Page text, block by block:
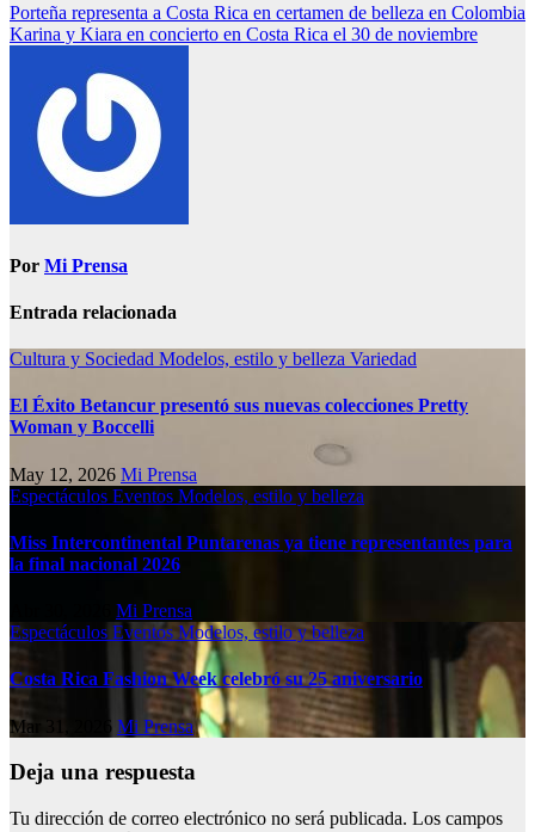
Porteña representa a Costa Rica en certamen de belleza en Colombia
Karina y Kiara en concierto en Costa Rica el 30 de noviembre
Por Mi Prensa
Entrada relacionada
Cultura y Sociedad Modelos, estilo y belleza Variedad
El Éxito Betancur presentó sus nuevas colecciones Pretty
Woman y Boccelli
May 12, 2026 Mi Prensa
Espectáculos Eventos Modelos, estilo y belleza
Miss Intercontinental Puntarenas ya tiene representantes para
la final nacional 2026
Mi Prensa
Espectáculos Eventos Modelos, estilo y belleza
Costa Rica Fashion Week celebró su 25 aniversario
Mar 31, 2026 Mi Prensa
Deja una respuesta
Tu dirección de correo electrónico no será publicada. Los campos